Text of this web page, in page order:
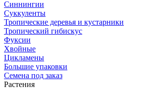
Синнингии
Суккуленты
Тропические деревья и кустарники
Тропический гибискус
Фуксии
Хвойные
Цикламены
Большие упаковки
Семена под заказ
Растения